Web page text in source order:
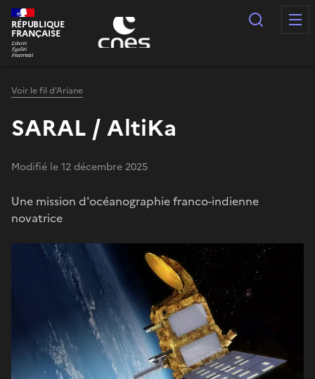
Panneau de gestion des cookies
RÉPUBLIQUE
FRANÇAISE
Voir le fil d'Ariane
SARAL / AltiKa
Modifié le 12 décembre 2025
Une mission d'océanographie franco-indienne
novatrice